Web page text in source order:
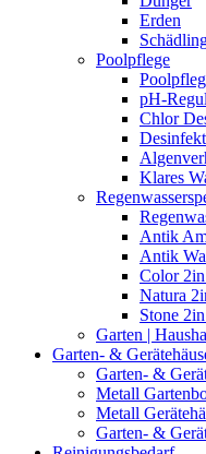
Erden
Poolpflege
pH-
Chlor
Klares
Antik
Antik
Color
Natura
Stone
Garten |
Garten- &
Garten- &
Metall
Metall
Garten- &